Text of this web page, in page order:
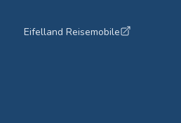
Eifelland Reisemobile